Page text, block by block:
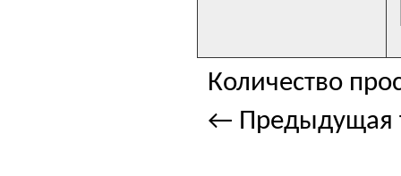
Количество
← Предыдущая